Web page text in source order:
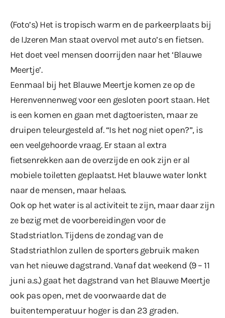
(Foto’s) Het is tropisch warm en de parkeerplaats bij
de IJzeren Man staat overvol met auto’s en fietsen.
Het doet veel mensen doorrijden naar het ‘Blauwe
Meertje’.
Eenmaal bij het Blauwe Meertje komen ze op de
Herenvennenweg voor een gesloten poort staan. Het
is een komen en gaan met dagtoeristen, maar ze
druipen teleurgesteld af. “Is het nog niet open?”, is
een veelgehoorde vraag. Er staan al extra
fietsenrekken aan de overzijde en ook zijn er al
mobiele toiletten geplaatst. Het blauwe water lonkt
naar de mensen, maar helaas.
Ook op het water is al activiteit te zijn, maar daar zijn
ze bezig met de voorbereidingen voor de
Stadstriatlon. Tijdens de zondag van de
Stadstriathlon zullen de sporters gebruik maken
van het nieuwe dagstrand. Vanaf dat weekend (9 – 11
juni a.s.) gaat het dagstrand van het Blauwe Meertje
ook pas open, met de voorwaarde dat de
buitentemperatuur hoger is dan 23 graden.